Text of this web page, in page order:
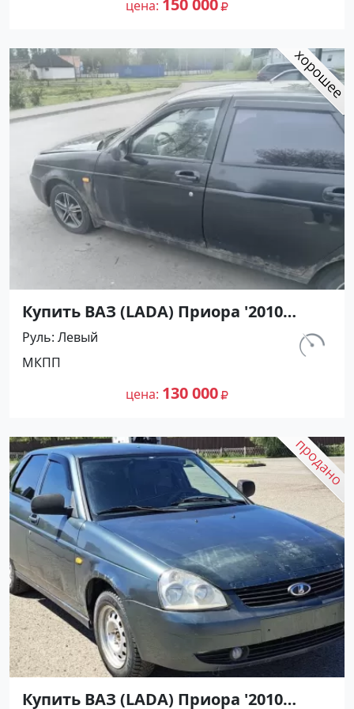
цена 150 000
Купить ВАЗ (LADA) Приора '2010
МКПП (1600/98 л.с.) Бензин инжектор
Геленджик цвет черный Хетчбэк по
цене 130000 рублей, объявление
№27350 на сайте Авторынок23
км.
Руль Левый
МКПП
цена 130 000
Купить ВАЗ (LADA) Приора '2010